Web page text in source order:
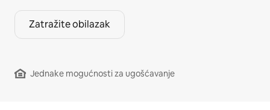
Zatražite obilazak
Jednake mogućnosti za ugošćavanje